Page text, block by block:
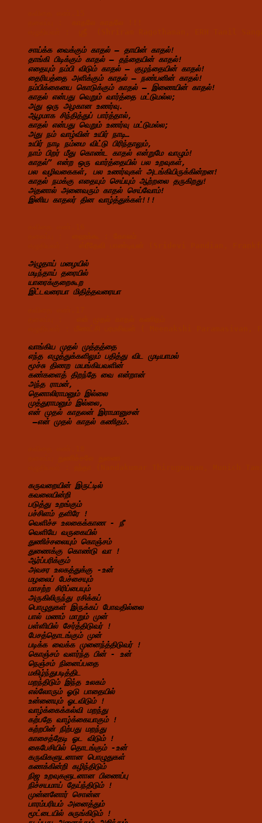
சாய்க்க வைக்கும் காதல் – தாயின் காதல்!
தாங்கி பிடிக்கும் காதல் – தந்தையின் காதல்!
எதையும் நம்பி விடும் காதல் – குழந்தையின் காதல்!
தைரியத்தை அளிக்கும் காதல் – நண்பனின் காதல்!
நம்பிக்கையை கொடுக்கும் காதல் – இணையின் காதல்!
காதல் என்பது வெறும் வார்த்தை மட்டுமல்ல;
அது ஒரு அழகான உணர்வு.
ஆழமாக சிந்தித்துப் பார்த்தால்,
காதல் என்பது வெறும் உணர்வு மட்டுமல்ல;
அது நம் வாழ்வின் உயிர் நாடி…
உயிர் நாடி நம்மை விட்டு பிரிந்தாலும்,
நாம் பிறர் மீது கொண்ட காதல் என்றுமே வாழும்!
காதல்” என்ற ஒரு வார்த்தையில் பல உறவுகள்,
பல வழிவகைகள், பல உணர்வுகள் அடங்கியிருக்கின்றன!
காதல் நமக்கு எதையும் செய்யும் ஆற்றலை தருகிறது!
அதனால் அனைவரும் காதல் செய்வோம்!
இனிய காதலர் தின வாழ்த்துக்கள்!!!
அழுதாய் மழையில்
மடிந்தாய் தரையில்
யாரைக்குறைகூற
இட்டவரையா மிதித்தவரையா
வாங்கிய முதல் முத்தத்தை
எந்த எழுத்துக்களிலும் பதித்து விட முடியாமல்
மூச்சு திணற மயங்கியவளின்
கண்களைத் திறந்தே வை என்றான்
அந்த ராமன்,
தெனாலிராமனும் இல்லை
முத்துராமனும் இல்லை,
என் முதல் காதலன் இராமானுசன்
–என் முதல் காதல் கணிதம்.
கருவறையின் இருட்டில்
கவலையின்றி
படுத்து உறங்கும்
பச்சிளம் தளிரே !
வெளிச்ச உலகைக்காண - நீ
வெளியே வருகையில்
துணிச்சலையும் கொஞ்சம்
துணைக்கு கொண்டு வா !
ஆர்ப்பரிக்கும்
அவசர உலகத்துக்கு -உன்
மழலைப் பேச்சையும்
மாசற்ற சிரிப்பையும்
அருகிலிருந்து ரசிக்கப்
பொழுதுகள் இருக்கப் போவதில்லை
பால் மணம் மாறும் முன்
பள்ளியில் சேர்த்திடுவர் !
பேசத்தொடங்கும் முன்
படிக்க வைக்க முனைந்த்திடுவர் !
கொஞ்சம் வளர்ந்த பின் - உன்
நெஞ்சம் நினைப்பதை
மகிழ்ந்துபடித்திட
மறந்திடும் இந்த உலகம்
எல்லோரும் ஓடு பாதையில்
உன்னையும் ஓடவிடும் !
வாழ்க்கைக்கல்வி மறந்து
கற்பதே வாழ்க்கையாகும் !
கற்றபின் நிற்பது மறந்து
காசைத்தேடி ஓட விடும் !
கைபேசியில் தொடங்கும் -உன்
கருவிகளுடனான பொழுதுகள்
கணக்கின்றி கழிந்திடும்
நிஜ உறவுகளுடனான பிணைப்பு
நிச்சயமாய் தேய்ந்திடும் !
முன்னனோர் சொன்ன
பாரம்பரியம் அனைத்தும்
மூட்டையில் சுருங்கிடும் !